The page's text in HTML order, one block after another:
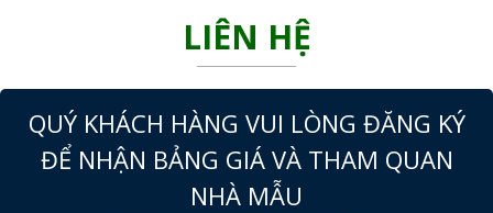
LIÊN HỆ
QUÝ KHÁCH HÀNG VUI LÒNG ĐĂNG KÝ
ĐỂ NHẬN BẢNG GIÁ VÀ THAM QUAN
NHÀ MẪU